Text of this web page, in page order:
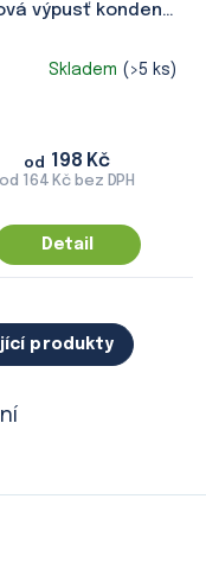
Kruhová výpusť kondenzátu
Průměrné
z
Skladem (>5 ks)
od 164 Kč bez DPH
od 198 Kč
Detail
produkty